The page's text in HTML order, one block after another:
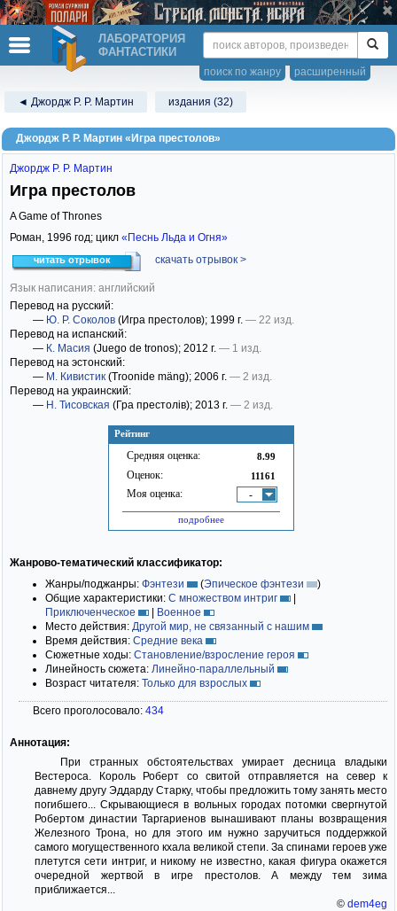
ЛАБОРАТОРИЯ
ФАНТАСТИКИ
расширенный
поиск по жанру
◄ Джордж Р. Р. Мартин издания (32)
Джордж Р. Р. Мартин «Игра престолов»
Рейтинг
Средняя оценка: 8.99
Оценок: 11161
Моя оценка: -
подробнее
Джордж Р. Р. Мартин
Игра престолов
A Game of Thrones
Роман, 1996 год; цикл «Песнь Льда и Огня»
читать отрывок скачать отрывок >
Язык написания: английский
Перевод на русский:
— Ю. Р. Соколов (Игра престолов); 1999 г. — 22 изд.
Перевод на испанский:
— К. Масия (Juego de tronos); 2012 г. — 1 изд.
Перевод на эстонский:
— М. Кивистик (Troonide mäng); 2006 г. — 2 изд.
Перевод на украинский:
— Н. Тисовская (Гра престолів); 2013 г. — 2 изд.
Жанрово-тематический классификатор:
Жанры/поджанры: Фэнтези (Эпическое фэнтези
)
Общие характеристики: С множеством интриг
|
Приключенческое
| Военное
Место действия: Другой мир, не связанный с нашим
Время действия: Средние века
Сюжетные ходы: Становление/взросление героя
Линейность сюжета: Линейно-параллельный
Возраст читателя: Только для взрослых
Всего проголосовало: 434
Аннотация:
При странных обстоятельствах умирает десница владыки
Вестероса. Король Роберт со свитой отправляется на север к
давнему другу Эддарду Старку, чтобы предложить тому занять место
погибшего... Скрывающиеся в вольных городах потомки свергнутой
Робертом династии Таргариенов вынашивают планы возвращения
Железного Трона, но для этого им нужно заручиться поддержкой
самого могущественного кхала великой степи. За спинами героев уже
плетутся сети интриг, и никому не известно, какая фигура окажется
очередной жертвой в игре престолов. А между тем зима
приближается...
© dem4eg